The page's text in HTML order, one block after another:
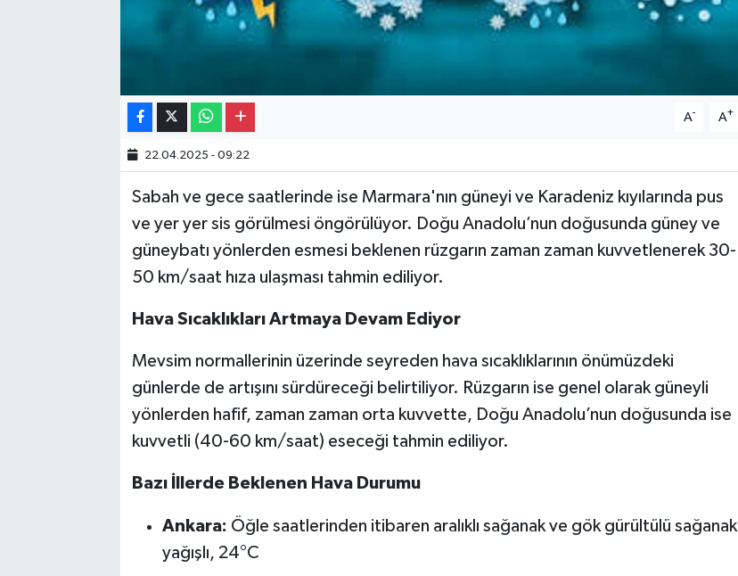
A- A+
22.04.2025 - 09:22
Sabah ve gece saatlerinde ise Marmara'nın güneyi ve Karadeniz kıyılarında pus
ve yer yer sis görülmesi öngörülüyor. Doğu Anadolu’nun doğusunda güney ve
güneybatı yönlerden esmesi beklenen rüzgarın zaman zaman kuvvetlenerek 30-
50 km/saat hıza ulaşması tahmin ediliyor.
Hava Sıcaklıkları Artmaya Devam Ediyor
Mevsim normallerinin üzerinde seyreden hava sıcaklıklarının önümüzdeki
günlerde de artışını sürdüreceği belirtiliyor. Rüzgarın ise genel olarak güneyli
yönlerden hafif, zaman zaman orta kuvvette, Doğu Anadolu’nun doğusunda ise
kuvvetli (40-60 km/saat) eseceği tahmin ediliyor.
Bazı İllerde Beklenen Hava Durumu
Ankara: Öğle saatlerinden itibaren aralıklı sağanak ve gök gürültülü sağanak
yağışlı, 24°C